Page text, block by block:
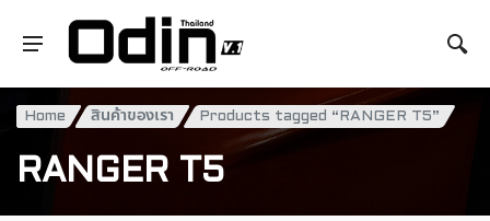
Home สินค้าของเรา Products tagged “RANGER T5”
RANGER T5